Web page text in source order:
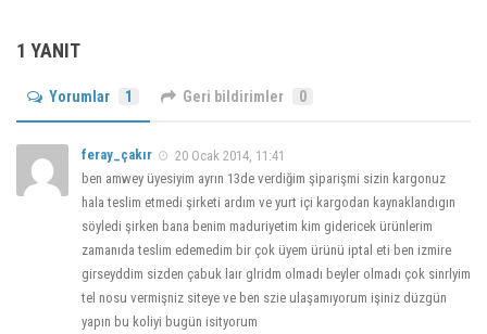
1 YANIT
Yorumlar 1 Geri bildirimler 0
feray_çakır
20 Ocak 2014, 11:41
ben amwey üyesiyim ayrın 13de verdiğim şiparişmi sizin kargonuz
hala teslim etmedi şirketi ardım ve yurt içi kargodan kaynaklandıgın
söyledi şirken bana benim maduriyetim kim gidericek ürünlerim
zamanıda teslim edemedim bir çok üyem ürünü iptal eti ben izmire
girseyddim sizden çabuk laır glridm olmadı beyler olmadı çok sinrlyim
tel nosu vermişniz siteye ve ben szie ulaşamıyorum işiniz düzgün
yapın bu koliyi bugün isityorum